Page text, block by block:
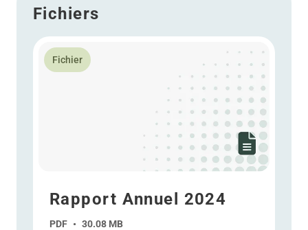
Fichiers
Fichier
Rapport Annuel 2024
PDF • 30.08 MB
En savoir plus Rapport Annuel 2024